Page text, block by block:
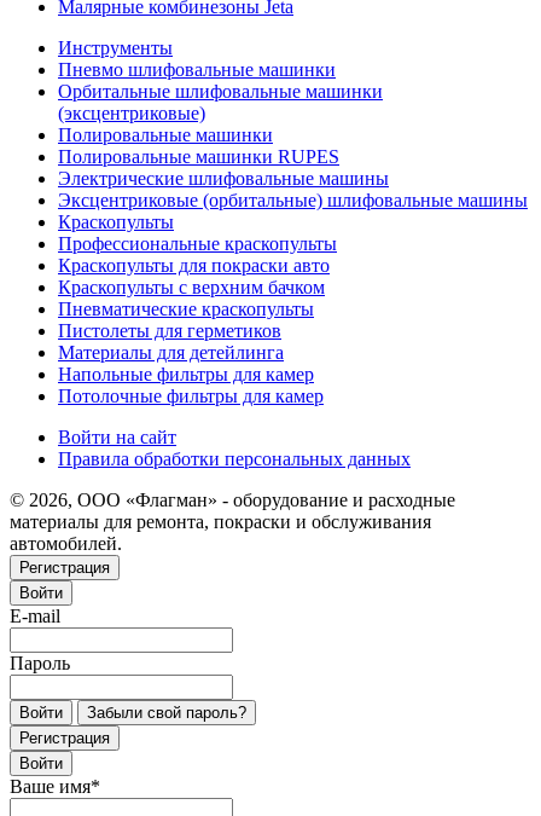
Малярные комбинезоны Jeta
Инструменты
Пневмо шлифовальные машинки
Орбитальные шлифовальные машинки
(эксцентриковые)
Полировальные машинки
Полировальные машинки RUPES
Электрические шлифовальные машины
Эксцентриковые (орбитальные) шлифовальные машины
Краскопульты
Профессиональные краскопульты
Краскопульты для покраски авто
Краскопульты с верхним бачком
Пневматические краскопульты
Пистолеты для герметиков
Материалы для детейлинга
Напольные фильтры для камер
Потолочные фильтры для камер
Войти на сайт
Правила обработки персональных данных
© 2026, ООО «Флагман» - оборудование и расходные
материалы для ремонта, покраски и обслуживания
автомобилей.
Регистрация
Войти
E-mail
Пароль
Войти
Забыли свой пароль?
Регистрация
Войти
Ваше имя*